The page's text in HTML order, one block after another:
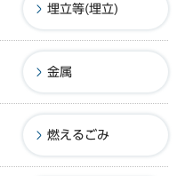
埋立等(埋立)
金属
燃えるごみ